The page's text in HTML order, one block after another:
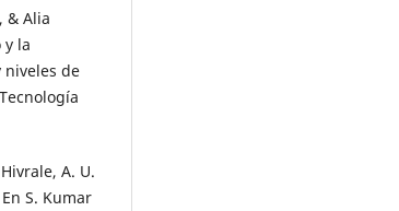
& Alia
la
niveles de
A. U.
S. Kumar